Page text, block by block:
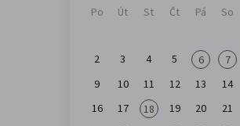
Po Út St Čt Pá So
2
3 4 5 6 7
9
10 11 12 13 14
16
17 18 19 20 21